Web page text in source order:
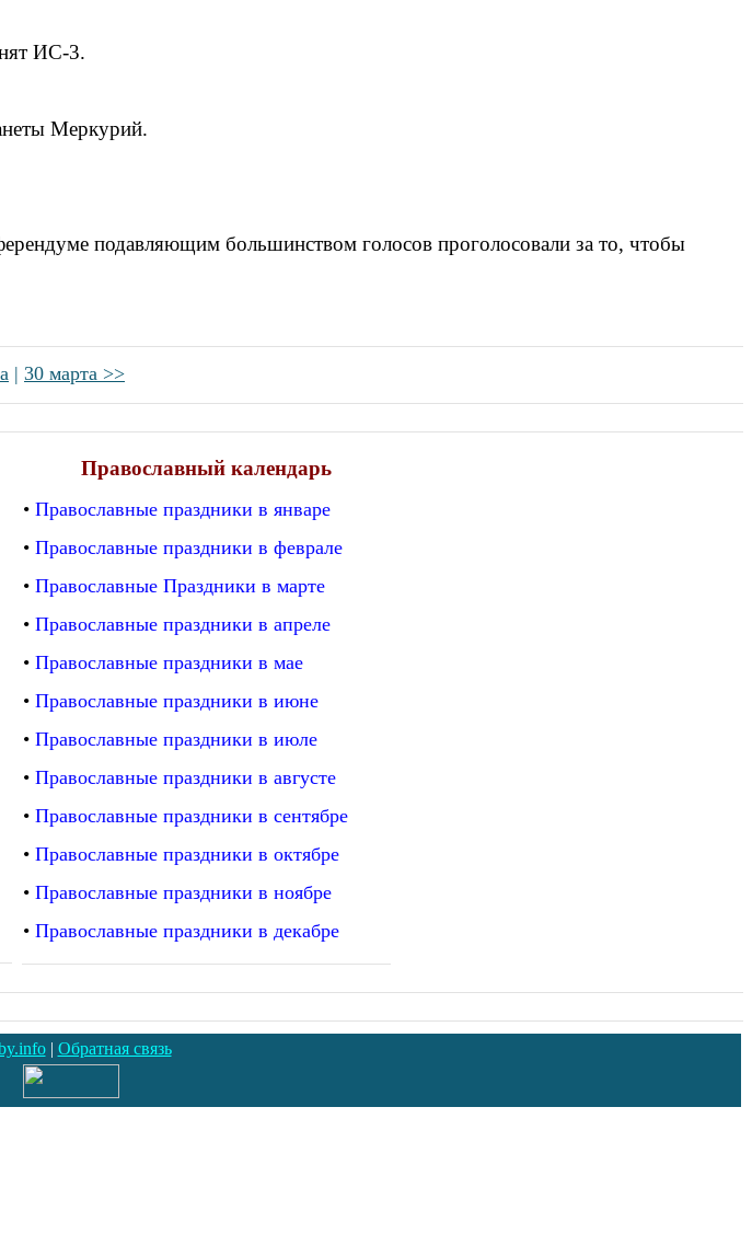
ИС-3.
Меркурий.
подавляющим большинством голосов проголосовали за то, чтобы
| 30 марта >>
Православный календарь
• Православные праздники в январе
• Православные праздники в феврале
• Православные Праздники в марте
• Православные праздники в апреле
• Православные праздники в мае
• Православные праздники в июне
• Православные праздники в июле
• Православные праздники в августе
• Православные праздники в сентябре
• Православные праздники в октябре
• Православные праздники в ноябре
• Православные праздники в декабре
| Обратная связь